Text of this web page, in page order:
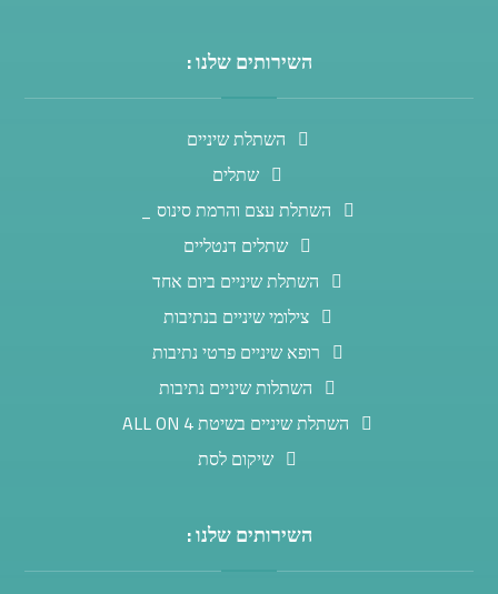
השירותים שלנו :
השתלת שיניים
שתלים
השתלת עצם והרמת סינוס _
שתלים דנטליים
השתלת שיניים ביום אחד
צילומי שיניים בנתיבות
רופא שיניים פרטי נתיבות
השתלות שיניים נתיבות
השתלת שיניים בשיטת ALL ON 4
שיקום לסת
השירותים שלנו :